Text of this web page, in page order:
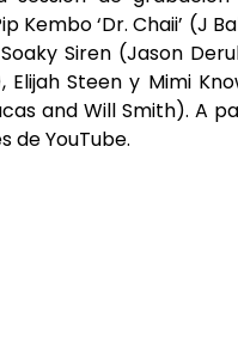
‘Dr. Chaii’ (J
Siren (Jason
Elijah Steen y Mimi
and Will Smith).
de YouTube.